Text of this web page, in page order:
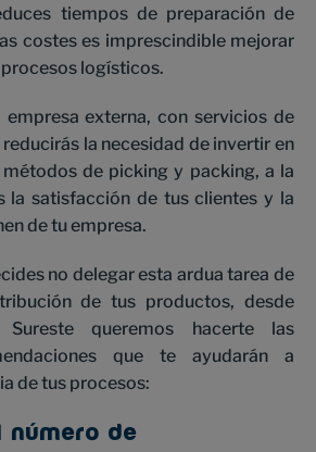
tiempos de preparación de
costes es imprescindible mejorar
logísticos.
externa, con servicios de
la necesidad de invertir en
de picking y packing, a la
la satisfacción de tus clientes y la
de tu empresa.
no delegar esta ardua tarea de
de tus productos, desde
queremos hacerte las
que te ayudarán a
de tus procesos:
número de